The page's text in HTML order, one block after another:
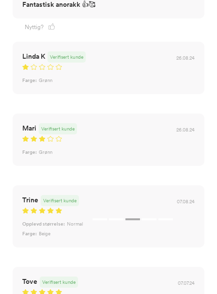
Fantastisk anorakk 👍🥰
Nyttig?
Linda K 26.08.24
Verifisert kunde
Farge: Grønn
Mari 26.08.24
Verifisert kunde
Farge: Grønn
Trine 07.08.24
Verifisert kunde
Opplevd størrelse: Normal
Farge: Beige
Tove 07.07.24
Verifisert kunde